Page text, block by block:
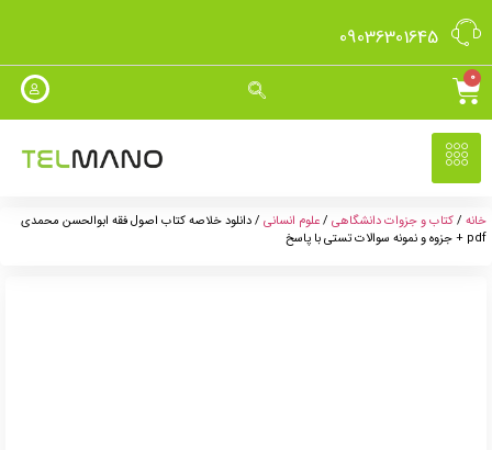
09036301645
0
خانه /کتاب و جزوات دانشگاهی /علوم انسانی / دانلود خلاصه کتاب اصول فقه ابوالحسن محمدی
pdf + جزوه و نمونه سوالات تستی با پاسخ